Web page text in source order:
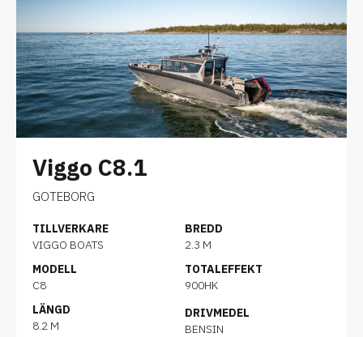
Viggo C8.1
GOTEBORG
TILLVERKARE
VIGGO BOATS
MODELL
C8
LÄNGD
8.2 M
BREDD
2.3 M
TOTALEFFEKT
900HK
DRIVMEDEL
BENSIN